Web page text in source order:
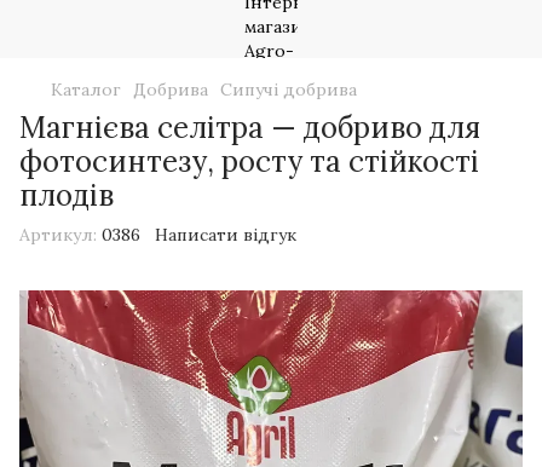
Каталог Добрива Сипучі добрива
Магнієва селітра — добриво для
фотосинтезу, росту та стійкості
плодів
Артикул: 0386 Написати відгук